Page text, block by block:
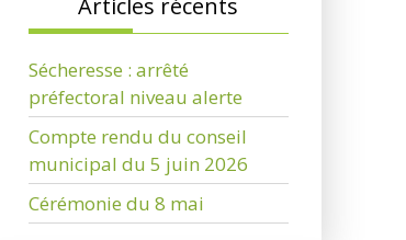
Articles récents
Sécheresse : arrêté
préfectoral niveau alerte
Compte rendu du conseil
municipal du 5 juin 2026
Cérémonie du 8 mai